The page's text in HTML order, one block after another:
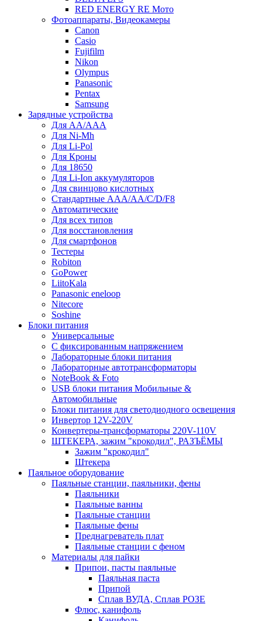
RED ENERGY RE Мото
Фотоаппараты, Видеокамеры
Canon
Casio
Fujifilm
Nikon
Olympus
Panasonic
Pentax
Samsung
Зарядные устройства
Для AA/AAA
Для Ni-Mh
Для Li-Pol
Для Кроны
Для 18650
Для Li-Ion аккумуляторов
Для свинцово кислотных
Стандартные ААА/АА/С/D/F8
Автоматические
Для всех типов
Для восстановления
Для смартфонов
Тестеры
Robiton
GoPower
LiitoKala
Panasonic eneloop
Nitecore
Soshine
Блоки питания
Универсальные
C фиксированным напряжением
Лабораторные блоки питания
Лабораторные автотрансформаторы
NoteBook & Foto
USB блоки питания Мобильные &
Автомобильные
Блоки питания для светодиодного освещения
Инвертор 12V-220V
Конвертеры-трансформаторы 220V-110V
ШТЕКЕРА, зажим "крокодил", РАЗЪЁМЫ
Зажим "крокодил"
Штекера
Паяльное оборудование
Паяльные станции, паяльники, фены
Паяльники
Паяльные ванны
Паяльные станции
Паяльные фены
Преднагреватель плат
Паяльные станции с феном
Материалы для пайки
Припои, пасты паяльные
Паяльная паста
Припой
Сплав ВУДА, Сплав РОЗЕ
Флюс, канифоль